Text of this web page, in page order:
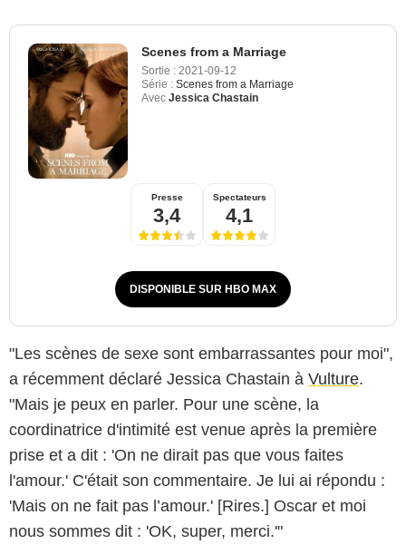
Scenes from a Marriage
Sortie : 2021-09-12
Série : Scenes from a Marriage
Avec Jessica Chastain
Presse
3,4
Spectateurs
4,1
DISPONIBLE SUR HBO MAX
"Les scènes de sexe sont embarrassantes pour moi",
a récemment déclaré Jessica Chastain à Vulture.
"Mais je peux en parler. Pour une scène, la
coordinatrice d'intimité est venue après la première
prise et a dit : 'On ne dirait pas que vous faites
l'amour.' C'était son commentaire. Je lui ai répondu :
'Mais on ne fait pas l’amour.' [Rires.] Oscar et moi
nous sommes dit : 'OK, super, merci.'"